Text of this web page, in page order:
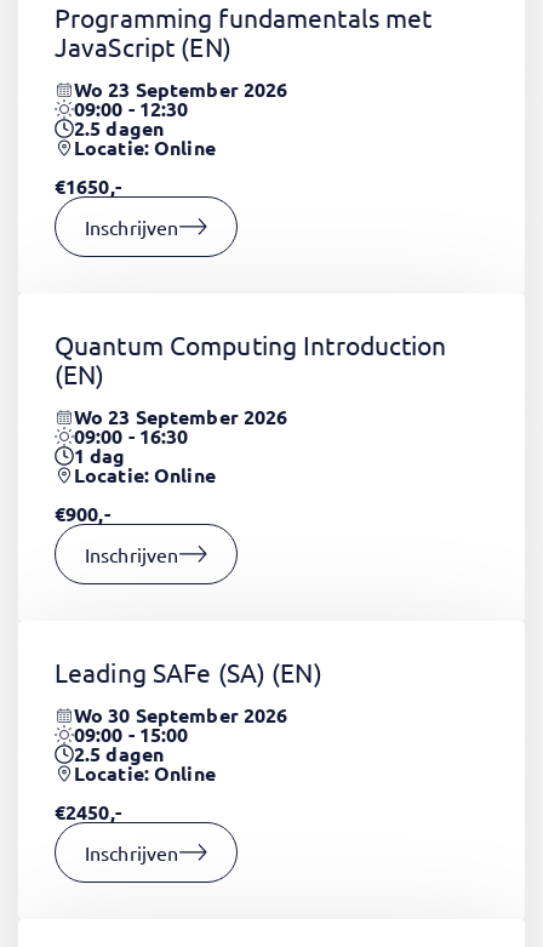
Programming fundamentals met
JavaScript (EN)
Wo 23 September 2026
09:00 - 12:30
2.5dagen
Locatie: Online
€1650,-
Inschrijven
Quantum Computing Introduction
(EN)
Wo 23 September 2026
09:00 - 16:30
1dag
Locatie: Online
€900,-
Inschrijven
Leading SAFe (SA) (EN)
Wo 30 September 2026
09:00 - 15:00
2.5dagen
Locatie: Online
€2450,-
Inschrijven